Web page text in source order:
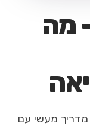
מה
מעשי עם